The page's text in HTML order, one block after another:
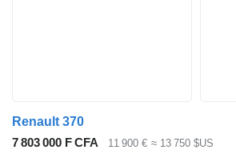
Renault 370
7 803 000 F CFA
11 900 € ≈ 13 750 $US